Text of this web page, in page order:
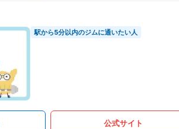
駅から5分以内のジムに通いたい人
公式サイト